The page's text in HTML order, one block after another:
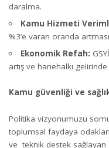
daralma.
Kamu Hizmeti
%3’e varan oranda
Ekonomik Refah:
artış ve hanehalkı
Kamu güvenliği ve
Politika vizyonumuzu
toplumsal faydaya
ve teknik destek